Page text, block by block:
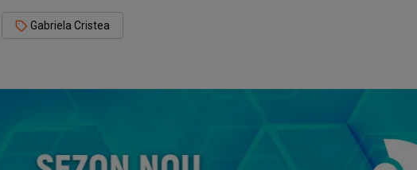
Gabriela Cristea